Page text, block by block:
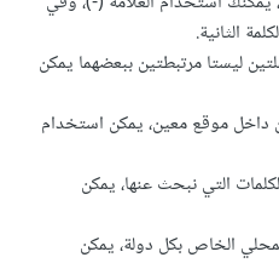
الثانية.
ليستا مرتبطتين ببعضهما يمكن
موقع معين، يمكن استخدام
التي نبحث عنها، يمكن
الخاص بكل دولة، يمكن